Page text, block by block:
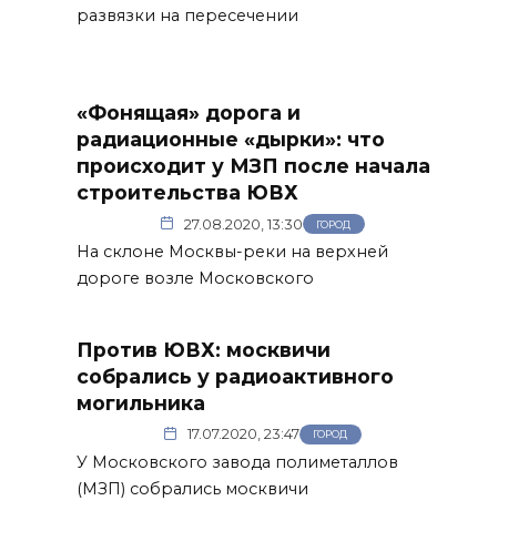
развязки на пересечении
«Фонящая» дорога и
радиационные «дырки»: что
происходит у МЗП после начала
строительства ЮВХ
27.08.2020, 13:30 ГОРОД
На склоне Москвы-реки на верхней
дороге возле Московского
Против ЮВХ: москвичи
собрались у радиоактивного
могильника
17.07.2020, 23:47 ГОРОД
У Московского завода полиметаллов
(МЗП) собрались москвичи